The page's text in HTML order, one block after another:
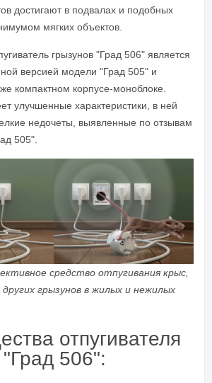
достигают в подвалах и подобных
мягких объектов.
грызунов "Град 506" является
версией модели "Град 505" и
компактном корпусе-моноблоке.
улучшенные характеристики, в ней
недочеты, выявленные по отзывам
505".
средство отпугивания крыс,
грызунов в жилых и нежилых
отпугивателя
506":